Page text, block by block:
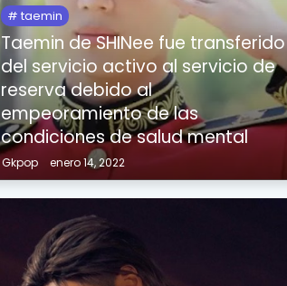
taemin
Taemin de SHINee fue transferido
del servicio activo al servicio de
reserva debido al
empeoramiento de las
condiciones de salud mental
Gkpop enero 14, 2022